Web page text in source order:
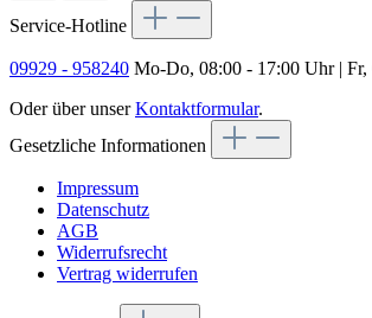
Service-Hotline
09929 - 958240 Mo-Do, 08:00 - 17:00 Uhr |
Oder über unserKontaktformular.
Gesetzliche Informationen
Impressum
Datenschutz
AGB
Widerrufsrecht
Vertrag widerrufen